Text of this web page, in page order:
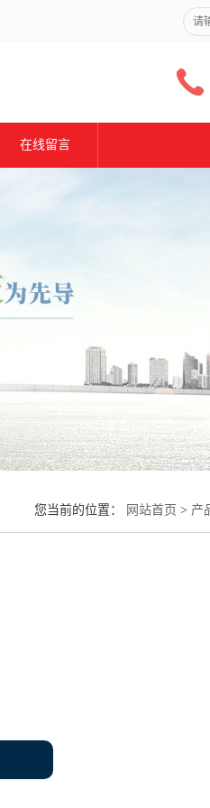
在线留言
您当前的位置： 网站首页 > 产